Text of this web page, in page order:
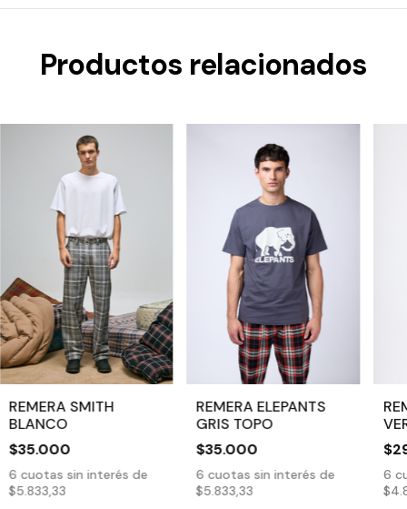
Productos relacionados
REMERA SMITH
BLANCO
$35.000
6 cuotas sin interés de
$5.833,33
REMERA ELEPANTS
GRIS TOPO
$35.000
6 cuotas sin interés de
$5.833,33
6